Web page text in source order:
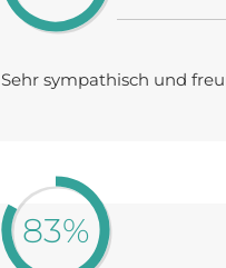
Sehr sympathisch und
83%